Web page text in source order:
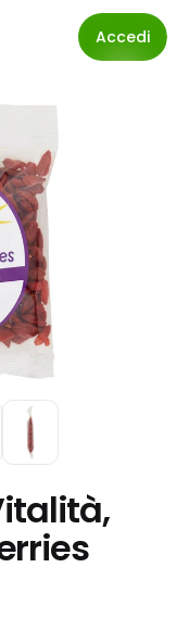
Accedi